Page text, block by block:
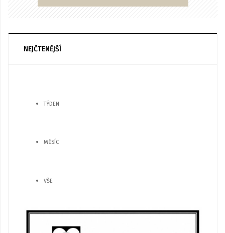
NEJČTENĚJŠÍ
TÝDEN
MĚSÍC
VŠE